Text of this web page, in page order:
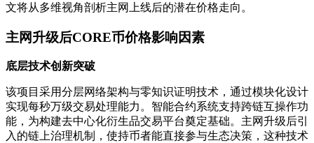
文将从多维视角剖析主网上线后的潜在价格走向。
主网升级后CORE币价格影响因素
底层技术创新突破
该项目采用分层网络架构与零知识证明技术，通过模块化设计
实现每秒万级交易处理能力。智能合约系统支持跨链互操作功
能，为构建去中心化衍生品交易平台奠定基础。主网升级后引
入的链上治理机制，使持币者能直接参与生态决策，这种技术